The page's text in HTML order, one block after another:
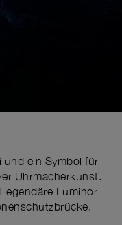
und ein Symbol für
Uhrmacherkunst.
Luminor